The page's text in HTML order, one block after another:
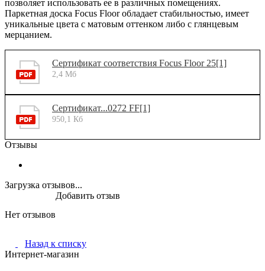
позволяет использовать ее в различных помещениях.
Паркетная доска Focus Floor обладает стабильностью, имеет
уникальные цвета с матовым оттенком либо с глянцевым
мерцанием.
Сертификат соответствия Focus Floor 25[1]
2,4 Мб
Сертификат...0272 FF[1]
950,1 Кб
Отзывы
Загрузка отзывов...
Нет отзывов
Добавить отзыв
Назад к списку
Интернет-магазин